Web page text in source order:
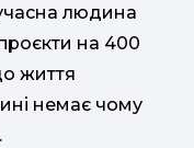
людина
на 400
життя
немає чому